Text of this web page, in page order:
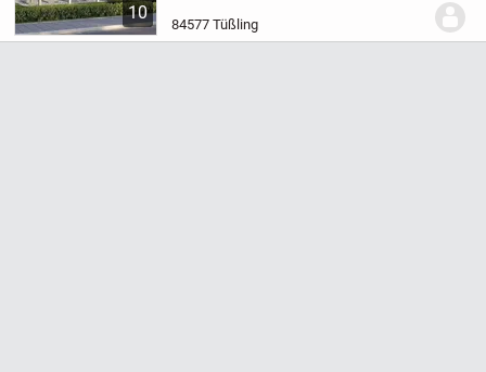
10
Blick mehr verspricht, als sie tatsächlich
bereithält. Beim Betreten dieses Hauses
84577 Tüßling